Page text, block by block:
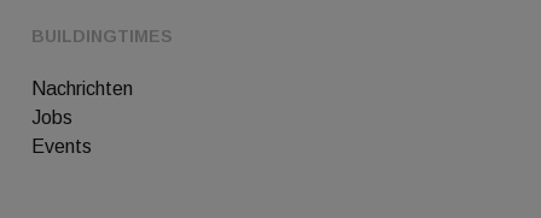
BUILDINGTIMES
Nachrichten
Jobs
Events